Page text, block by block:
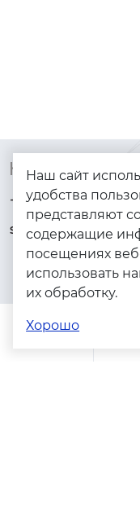
Контакты
+7 (925) 144-64-73
Помощь
Наш сайт
удобства
представляют
содержащие
посещениях
использовать
их обработку.
Хорошо